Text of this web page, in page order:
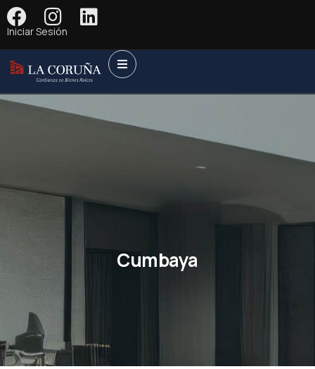
Iniciar Sesión
Cumbaya